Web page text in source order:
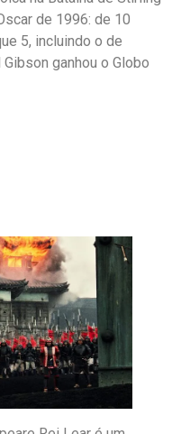
de 1996: de 10
5, incluindo o de
ganhou o Globo